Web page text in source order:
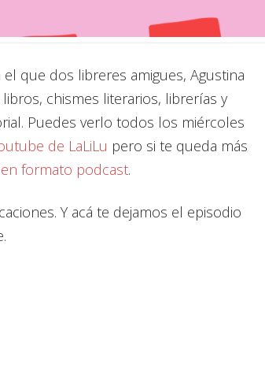
que dos libreres amigues, Agustina
chismes literarios, librerías y
Puedes verlo todos los miércoles
de LaLiLu pero si te queda más
formato podcast.
Y acá te dejamos el episodio